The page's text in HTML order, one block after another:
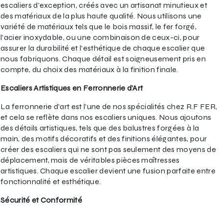
escaliers d'exception, créés avec un artisanat minutieux et
des matériaux de la plus haute qualité. Nous utilisons une
variété de matériaux tels que le bois massif, le fer forgé,
l'acier inoxydable, ou une combinaison de ceux-ci, pour
assurer la durabilité et l'esthétique de chaque escalier que
nous fabriquons. Chaque détail est soigneusement pris en
compte, du choix des matériaux à la finition finale.
Escaliers Artistiques en Ferronnerie d'Art
La ferronnerie d'art est l'une de nos spécialités chez R.F FER,
et cela se reflète dans nos escaliers uniques. Nous ajoutons
des détails artistiques, tels que des balustres forgées à la
main, des motifs décoratifs et des finitions élégantes, pour
créer des escaliers qui ne sont pas seulement des moyens de
déplacement, mais de véritables pièces maîtresses
artistiques. Chaque escalier devient une fusion parfaite entre
fonctionnalité et esthétique.
Sécurité et Conformité